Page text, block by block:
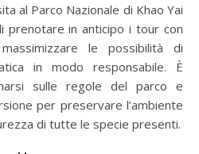
al Parco Nazionale di Khao Yai
prenotare in anticipo i tour con
le possibilità di
in modo responsabile. È
sulle regole del parco e
per preservare l’ambiente
di tutte le specie presenti.